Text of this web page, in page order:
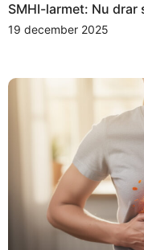
SMHI-larmet: Nu
19 december 2025